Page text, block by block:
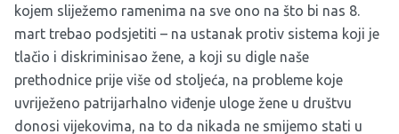
kojem sliježemo ramenima na sve ono na što bi nas 8.
mart trebao podsjetiti – na ustanak protiv sistema koji je
tlačio i diskriminisao žene, a koji su digle naše
prethodnice prije više od stoljeća, na probleme koje
uvriježeno patrijarhalno viđenje uloge žene u društvu
donosi vijekovima, na to da nikada ne smijemo stati u